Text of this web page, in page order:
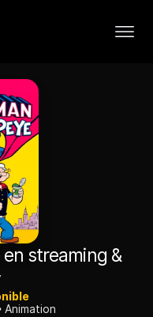
en streaming &
Animation